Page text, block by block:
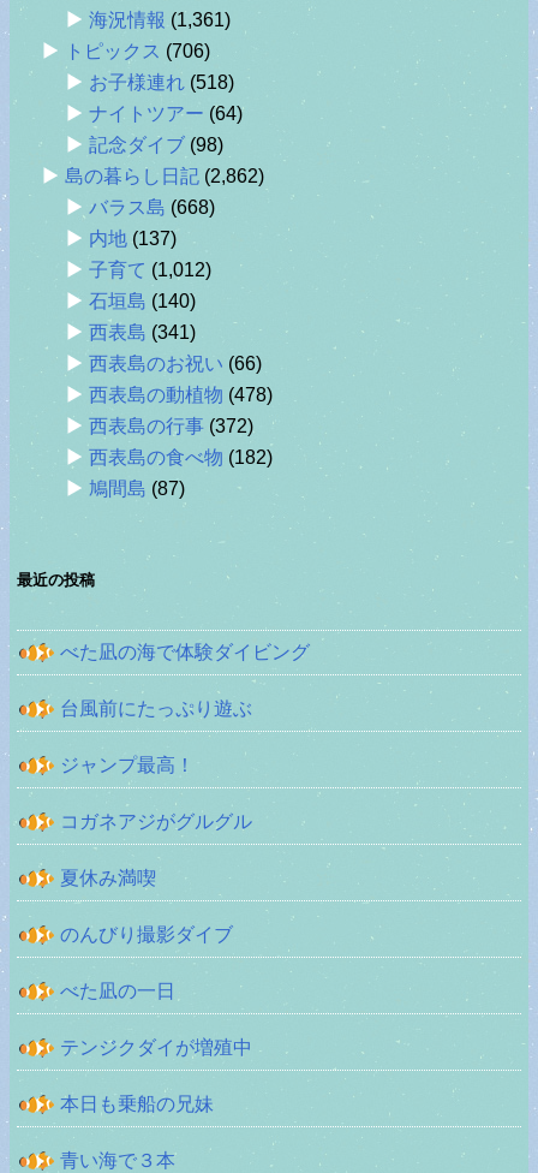
海況情報 (1,361)
トピックス (706)
お子様連れ (518)
ナイトツアー (64)
記念ダイブ (98)
島の暮らし日記 (2,862)
バラス島 (668)
内地 (137)
子育て (1,012)
石垣島 (140)
西表島 (341)
西表島のお祝い (66)
西表島の動植物 (478)
西表島の行事 (372)
西表島の食べ物 (182)
鳩間島 (87)
最近の投稿
べた凪の海で体験ダイビング
台風前にたっぷり遊ぶ
ジャンプ最高！
コガネアジがグルグル
夏休み満喫
のんびり撮影ダイブ
べた凪の一日
テンジクダイが増殖中
本日も乗船の兄妹
青い海で３本